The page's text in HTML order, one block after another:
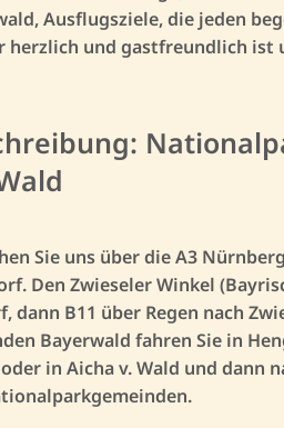
Ausflugsziele, die jeden
herzlich und gastfreundlich ist
Sie uns über die A3
Den Zwieseler Winkel
dann B11 über Regen nach
Bayerwald fahren Sie in
in Aicha v. Wald und dann